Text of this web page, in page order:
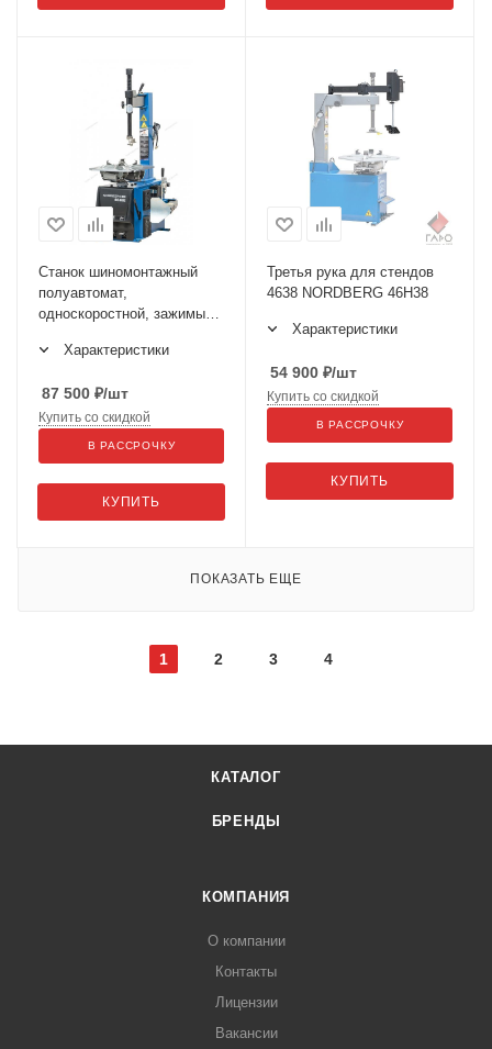
Станок шиномонтажный
полуавтомат,
односкоростной, зажимы
Характеристики
87 500 ₽/шт
КУПИТЬ
Купить со скидкой
В РАССРОЧКУ
Третья рука для стендов
4638 NORDBERG 46H38
Характеристики
54 900 ₽/шт
КУПИТЬ
Купить со скидкой
В РАССРОЧКУ
ПОКАЗАТЬ ЕЩЕ
1 2 3 4
КАТАЛОГ
БРЕНДЫ
КОМПАНИЯ
О компании
Контакты
Лицензии
Вакансии